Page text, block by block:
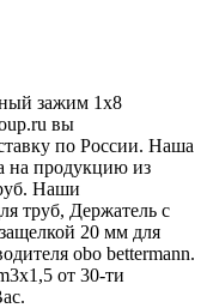
зажим 1x8
вы
по России. Наша
на продукцию из
Наши
труб, Держатель с
20 мм для
obo bettermann.
от 30-ти